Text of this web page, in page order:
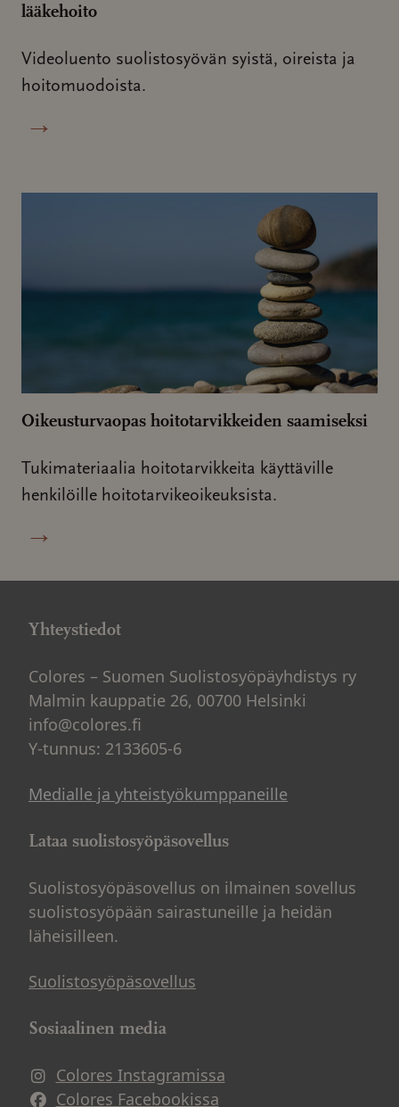
lääkehoito
Videoluento suolistosyövän syistä, oireista ja
hoitomuodoista.
→
Oikeusturvaopas hoitotarvikkeiden saamiseksi
Tukimateriaalia hoitotarvikkeita käyttäville
henkilöille hoitotarvikeoikeuksista.
→
Yhteystiedot
Colores – Suomen Suolistosyöpäyhdistys ry
Malmin kauppatie 26, 00700 Helsinki
info@colores.fi
Y-tunnus: 2133605-6
Medialle ja yhteistyökumppaneille
Lataa suolistosyöpäsovellus
Suolistosyöpäsovellus on ilmainen sovellus
suolistosyöpään sairastuneille ja heidän
läheisilleen.
Suolistosyöpäsovellus
Sosiaalinen media
Colores Instagramissa
Avautuu uuteen ikkunaan
Colores Facebookissa